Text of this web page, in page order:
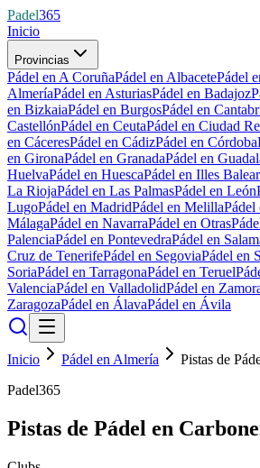
Padel365
Inicio
Provincias
Pádel en A CoruñaPádel en AlbacetePádel
AlmeríaPádel en AsturiasPádel en Badajoz
en BizkaiaPádel en BurgosPádel en
CastellónPádel en CeutaPádel en Ciudad
en CáceresPádel en CádizPádel en Córdoba
en GironaPádel en GranadaPádel en
HuelvaPádel en HuescaPádel en Illes
La RiojaPádel en Las PalmasPádel en León
LugoPádel en MadridPádel en MelillaPádel
MálagaPádel en NavarraPádel en Otras
PalenciaPádel en PontevedraPádel en
Cruz de TenerifePádel en SegoviaPádel en
SoriaPádel en TarragonaPádel en Teruel
ValenciaPádel en ValladolidPádel en
ZaragozaPádel en ÁlavaPádel en Ávila
Inicio Pádel en Almería
Pistas de
Padel365
Pistas de Pádel en